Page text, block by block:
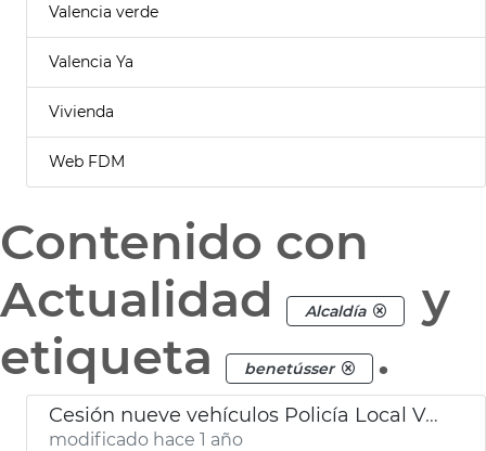
Valencia verde
Valencia Ya
Vivienda
Web FDM
Contenido con
Actualidad
Alcaldía
y
etiqueta
benetússer .
Cesión nueve vehículos Policía Local València municipios afectados dana
modificado hace 1 año